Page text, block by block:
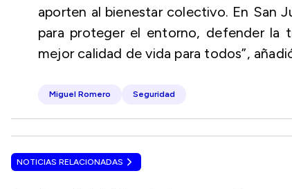
aporten al bienestar colectivo. En San
para proteger el entorno, defender la
mejor calidad de vida para todos”,
Miguel Romero Seguridad
NOTICIAS RELACIONADAS